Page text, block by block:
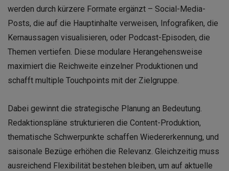
werden durch kürzere Formate ergänzt – Social-Media-
Posts, die auf die Hauptinhalte verweisen, Infografiken, die
Kernaussagen visualisieren, oder Podcast-Episoden, die
Themen vertiefen. Diese modulare Herangehensweise
maximiert die Reichweite einzelner Produktionen und
schafft multiple Touchpoints mit der Zielgruppe.
Dabei gewinnt die strategische Planung an Bedeutung.
Redaktionspläne strukturieren die Content-Produktion,
thematische Schwerpunkte schaffen Wiedererkennung, und
saisonale Bezüge erhöhen die Relevanz. Gleichzeitig muss
ausreichend Flexibilität bestehen bleiben, um auf aktuelle